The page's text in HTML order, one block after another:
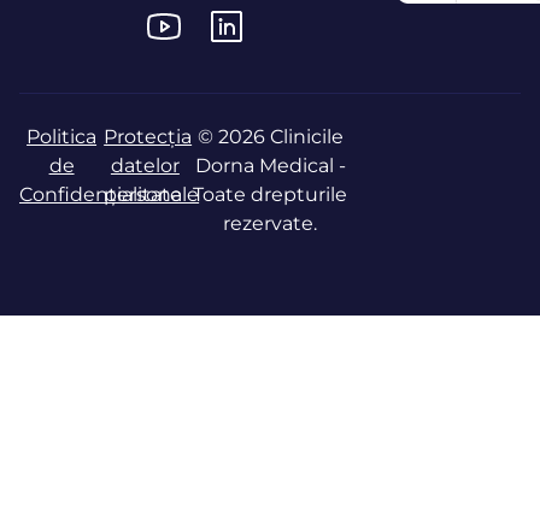
Politica
de
Confidențialitate
Protecția
datelor
personale
© 2026 Clinicile
Dorna Medical -
Toate drepturile
rezervate.